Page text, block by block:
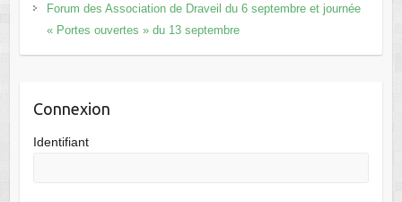
Forum des Association de Draveil du 6 septembre et journée
« Portes ouvertes » du 13 septembre
Connexion
Identifiant